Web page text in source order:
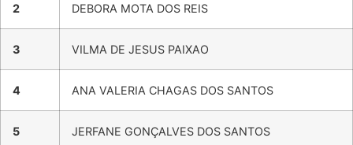
2 DEBORA MOTA DOS REIS
3 VILMA DE JESUS PAIXAO
4 ANA VALERIA CHAGAS DOS SANTOS
5 JERFANE GONÇALVES DOS SANTOS